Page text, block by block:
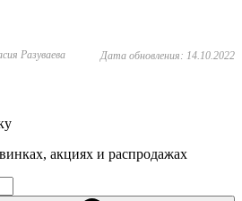
Разуваева Дата обновления: 14.10.2022
акциях и распродажах